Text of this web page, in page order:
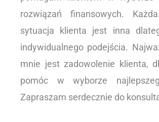
rozwiązań finansowych.
sytuacja klienta jest inna
indywidualnego podejścia.
mnie jest zadowolenie klienta,
pomóc w wyborze
Zapraszam serdecznie do